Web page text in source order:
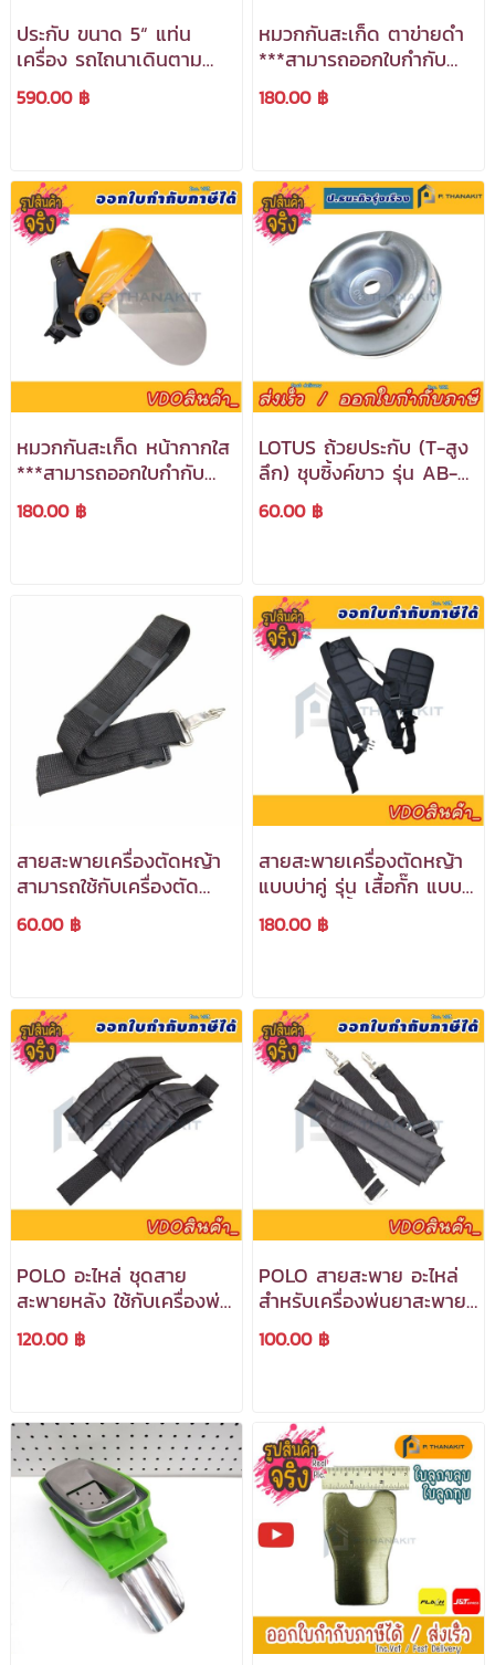
ประกับ ขนาด 5“ แท่น
เครื่อง รถไถนาเดินตาม
*ราคาต่อชิ้น* ***สามารถ
ออกใบกำกับภาษีได้***
590.00 ฿
หมวกกันสะเก็ด ตาข่ายดำ
***สามารถออกใบกำกับ
ภาษีได้***
180.00 ฿
หมวกกันสะเก็ด หน้ากากใส
***สามารถออกใบกำกับ
ภาษีได้***
180.00 ฿
LOTUS ถ้วยประกับ (T-สูง
ลึก) ชุบซิ้งค์ขาว รุ่น AB-5
ใช้กับเครื่องตัดหญ้าสะพาย
บ่า ***สามารถออกใบกำกับ
60.00 ฿
สายสะพายเครื่องตัดหญ้า
สามารถใช้กับเครื่องตัด
หญ้า รุ่น 133 / 260A /
360A /411A / 411B
60.00 ฿
สายสะพายเครื่องตัดหญ้า
แบบบ่าคู่ รุ่น เสื้อกั๊ก แบบ
หนามีฟองน้ำด้านใน
***สามารถออกใบกำกับ
180.00 ฿
POLO อะไหล่ ชุดสาย
สะพายหลัง ใช้กับเครื่องพ่น
ยาแบตเตอรี่ รุ่น PS16,
PS18, PX16 และ
120.00 ฿
POLO สายสะพาย อะไหล่
สำหรับเครื่องพ่นยาสะพาย
หลังแบบเครื่องยนต์ รุ่น
F767 (บรรจุ 2 ชิ้น/ชุด)
100.00 ฿